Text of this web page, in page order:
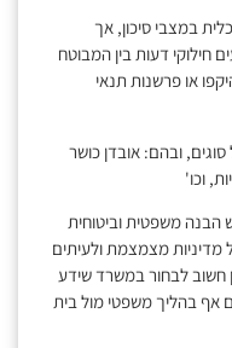
במצבי סיכון, אך
דעות בין המבוטח
או פרשנות תנאי
ובהם: אובדן כושר
וכו'
הבנה משפטית וביטוחית
מדיניות מצמצמת ולעיתים
חשוב לבחור במשרד שידע
אף בהליך משפטי מול בית